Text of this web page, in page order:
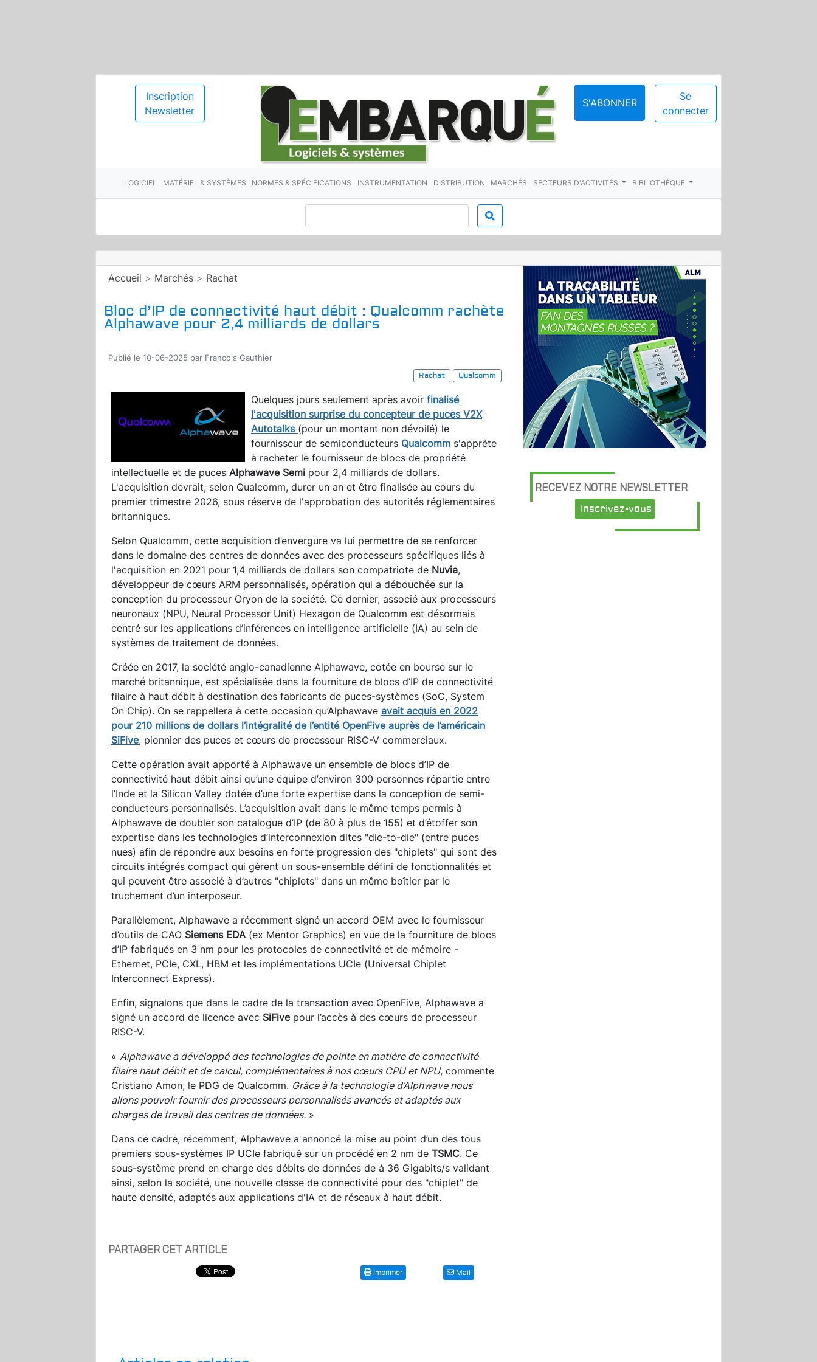
Inscription
Newsletter
S'ABONNER
Se
connecter
LOGICIEL MATÉRIEL & SYSTÈMES NORMES & SPÉCIFICATIONS INSTRUMENTATION DISTRIBUTION MARCHÉS SECTEURS D'ACTIVITÉS BIBLIOTHÈQUE
Accueil > Marchés > Rachat
Bloc d’IP de connectivité haut débit : Qualcomm rachète
Alphawave pour 2,4 milliards de dollars
Publié le 10-06-2025 par Francois Gauthier
Rachat
Qualcomm
Quelques jours seulement après avoir finalisé
l'acquisition surprise du concepteur de puces V2X
Autotalks (pour un montant non dévoilé) le
fournisseur de semiconducteurs Qualcomm s'apprête
à racheter le fournisseur de blocs de propriété
intellectuelle et de puces Alphawave Semi pour 2,4 milliards de dollars.
L'acquisition devrait, selon Qualcomm, durer un an et être finalisée au cours du
premier trimestre 2026, sous réserve de l'approbation des autorités réglementaires
britanniques.
Selon Qualcomm, cette acquisition d’envergure va lui permettre de se renforcer
dans le domaine des centres de données avec des processeurs spécifiques liés à
l'acquisition en 2021 pour 1,4 milliards de dollars son compatriote de Nuvia,
développeur de cœurs ARM personnalisés, opération qui a débouchée sur la
conception du processeur Oryon de la société. Ce dernier, associé aux processeurs
neuronaux (NPU, Neural Processor Unit) Hexagon de Qualcomm est désormais
centré sur les applications d’inférences en intelligence artificielle (IA) au sein de
systèmes de traitement de données.
Créée en 2017, la société anglo-canadienne Alphawave, cotée en bourse sur le
marché britannique, est spécialisée dans la fourniture de blocs d’IP de connectivité
filaire à haut débit à destination des fabricants de puces-systèmes (SoC, System
On Chip). On se rappellera à cette occasion qu’Alphawave avait acquis en 2022
pour 210 millions de dollars l’intégralité de l’entité OpenFive auprès de l’américain
SiFive, pionnier des puces et cœurs de processeur RISC-V commerciaux.
Cette opération avait apporté à Alphawave un ensemble de blocs d’IP de
connectivité haut débit ainsi qu’une équipe d’environ 300 personnes répartie entre
l’Inde et la Silicon Valley dotée d’une forte expertise dans la conception de semi-
conducteurs personnalisés. L’acquisition avait dans le même temps permis à
Alphawave de doubler son catalogue d’IP (de 80 à plus de 155) et d’étoffer son
expertise dans les technologies d’interconnexion dites "die-to-die" (entre puces
nues) afin de répondre aux besoins en forte progression des "chiplets" qui sont des
circuits intégrés compact qui gèrent un sous-ensemble défini de fonctionnalités et
qui peuvent être associé à d’autres "chiplets" dans un même boîtier par le
truchement d’un interposeur.
Parallèlement, Alphawave a récemment signé un accord OEM avec le fournisseur
d’outils de CAO Siemens EDA (ex Mentor Graphics) en vue de la fourniture de blocs
d’IP fabriqués en 3 nm pour les protocoles de connectivité et de mémoire -
Ethernet, PCIe, CXL, HBM et les implémentations UCIe (Universal Chiplet
Interconnect Express).
Enfin, signalons que dans le cadre de la transaction avec OpenFive, Alphawave a
signé un accord de licence avec SiFivepour l’accès à des cœurs de processeur
RISC-V.
« Alphawave a développé des technologies de pointe en matière de connectivité
filaire haut débit et de calcul, complémentaires à nos cœurs CPU et NPU, commente
Cristiano Amon, le PDG de Qualcomm. Grâce à la technologie d’Alphwave nous
allons pouvoir fournir des processeurs personnalisés avancés et adaptés aux
charges de travail des centres de données. »
Dans ce cadre, récemment, Alphawave a annoncé la mise au point d’un des tous
premiers sous-systèmes IP UCIe fabriqué sur un procédé en 2 nm de TSMC. Ce
sous-système prend en charge des débits de données de à 36 Gigabits/s validant
ainsi, selon la société, une nouvelle classe de connectivité pour des "chiplet" de
haute densité, adaptés aux applications d'IA et de réseaux à haut débit.
PARTAGER CET ARTICLE
Imprimer Mail
RECEVEZ NOTRE NEWSLETTER
Inscrivez-vous